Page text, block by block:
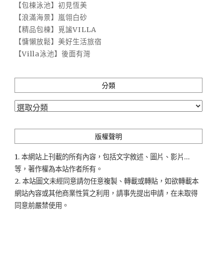
【包棟泳池】初見恆美
【浪滿海景】嵐翎白砂
【精品包棟】覓謐VILLA
【慵懶放鬆】美好生活旅宿
【Villa泳池】後面有灣
分類
分
版權聲明
1. 本網站上刊載的所有內容，包括文字敘述、圖片、影片...
等，著作權為本站作者所有。
2. 本站圖文未經同意請勿任意複製、轉載或轉貼，如欲轉載本
網站內容或其他商業性質之利用，請事先提出申請，在未取得
同意前嚴禁使用。